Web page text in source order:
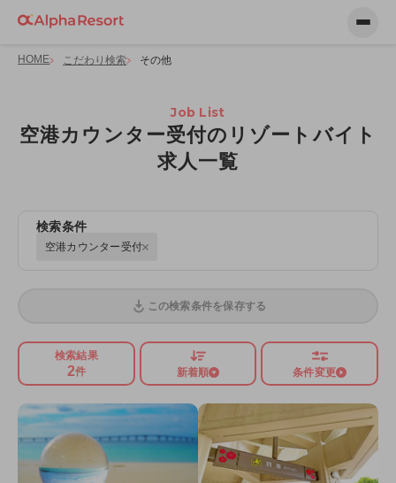
HOME こだわり検索 その他
Job List
空港カウンター受付のリゾートバイト
求人一覧
検索条件
空港カウンター受付
この検索条件を保存する
検索結果
2件 新着順 条件変更